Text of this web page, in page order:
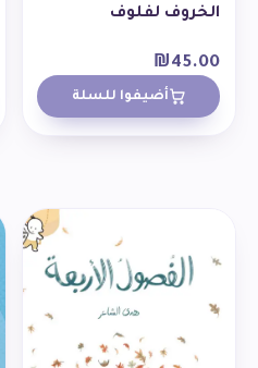
الخروف لفلوف
₪45.00
أضيفوا للسلة